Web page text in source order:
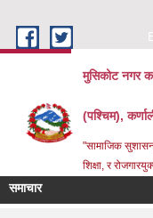
मुसिकोट नगर
(पश्चिम),
"सामाजिक
शिक्षा, र
समाचार